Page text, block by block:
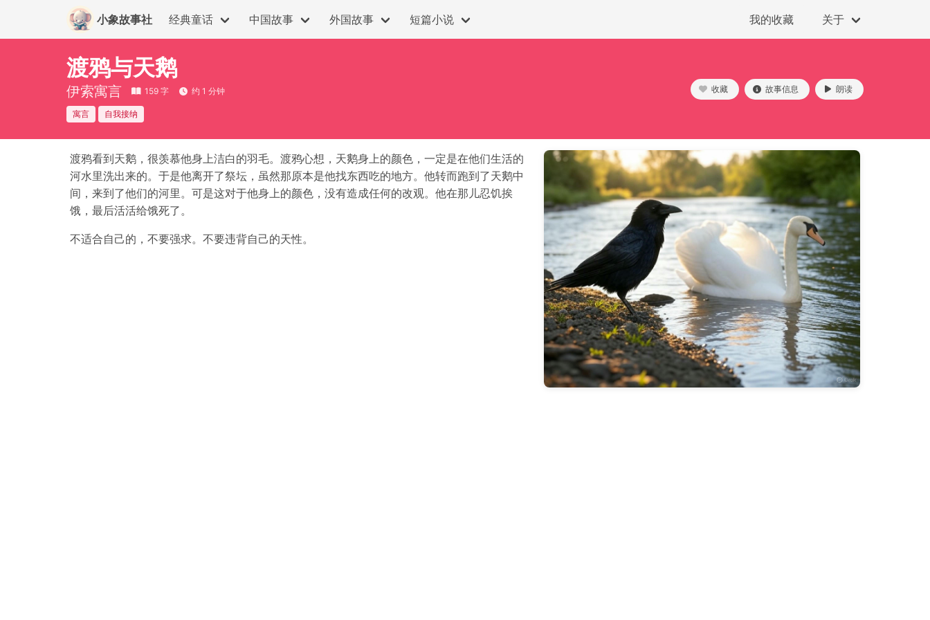
小象故事社 经典童话 中国故事 外国故事 短篇小说 我的收藏 关于
渡鸦与天鹅
伊索寓言 159 字 约 1 分钟
寓言 自我接纳
收藏 故事信息 朗读
渡鸦看到天鹅，很羡慕他身上洁白的羽毛。渡鸦心想，天鹅身上的颜色，一定是在他们生活的
河水里洗出来的。于是他离开了祭坛，虽然那原本是他找东西吃的地方。他转而跑到了天鹅中
间，来到了他们的河里。可是这对于他身上的颜色，没有造成任何的改观。他在那儿忍饥挨
饿，最后活活给饿死了。
不适合自己的，不要强求。不要违背自己的天性。